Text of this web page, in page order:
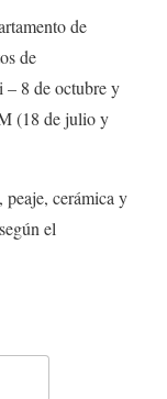
de
de
8 de octubre y
(18 de julio y
peaje, cerámica y
el